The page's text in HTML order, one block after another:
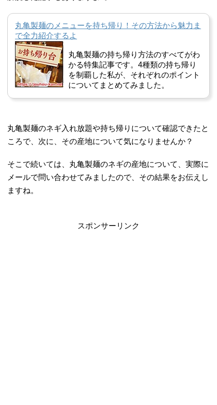
丸亀製麺のメニューを持ち帰り！その方法から魅力ま
で全力紹介するよ
丸亀製麺の持ち帰り方法のすべてがわ
かる特集記事です。4種類の持ち帰り
を制覇した私が、それぞれのポイント
についてまとめてみました。
丸亀製麺のネギ入れ放題や持ち帰りについて確認できたと
ころで、次に、その産地について気になりませんか？
そこで続いては、丸亀製麺のネギの産地について、実際に
メールで問い合わせてみましたので、その結果をお伝えし
ますね。
スポンサーリンク